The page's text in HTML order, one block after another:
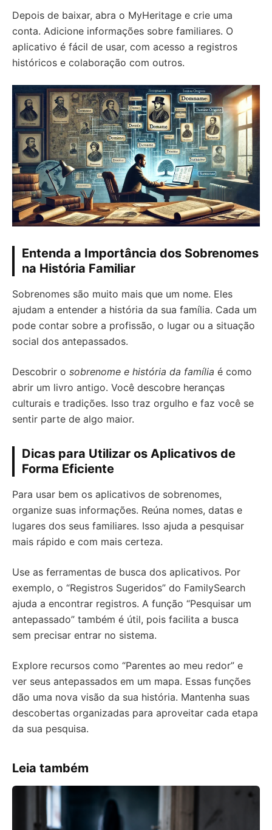
Depois de baixar, abra o MyHeritage e crie uma
conta. Adicione informações sobre familiares. O
aplicativo é fácil de usar, com acesso a registros
históricos e colaboração com outros.
Entenda a Importância dos Sobrenomes
na História Familiar
Sobrenomes são muito mais que um nome. Eles
ajudam a entender a história da sua família. Cada um
pode contar sobre a profissão, o lugar ou a situação
social dos antepassados.
Descobrir o sobrenome e história da família é como
abrir um livro antigo. Você descobre heranças
culturais e tradições. Isso traz orgulho e faz você se
sentir parte de algo maior.
Dicas para Utilizar os Aplicativos de
Forma Eficiente
Para usar bem os aplicativos de sobrenomes,
organize suas informações. Reúna nomes, datas e
lugares dos seus familiares. Isso ajuda a pesquisar
mais rápido e com mais certeza.
Use as ferramentas de busca dos aplicativos. Por
exemplo, o “Registros Sugeridos” do FamilySearch
ajuda a encontrar registros. A função “Pesquisar um
antepassado” também é útil, pois facilita a busca
sem precisar entrar no sistema.
Explore recursos como “Parentes ao meu redor” e
ver seus antepassados em um mapa. Essas funções
dão uma nova visão da sua história. Mantenha suas
descobertas organizadas para aproveitar cada etapa
da sua pesquisa.
Leia também